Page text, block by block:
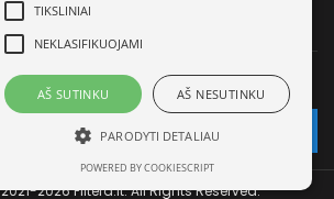
MŪSŲ NAUJIENAS
2026 Filtera.lt. All Rights Reserved.
TIKSLINIAI
NEKLASIFIKUOJAMI
AŠ SUTINKU AŠ NESUTINKU
PARODYTI DETALIAU
POWERED BY COOKIESCRIPT